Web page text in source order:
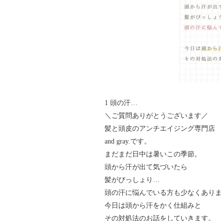
1 頭の汗…
＼ご質問ありがとうございます／
髪と頭皮のアンチエイジング専門店
and gray.です。
まだまだ日中は暑いこの季節。
頭から汗が出て気づいたら
髪がびっしょり…
頭の汗に悩んでいる方も少なくあり
今日は頭から汗をかく仕組みと
その対処法のお話をしていきます。